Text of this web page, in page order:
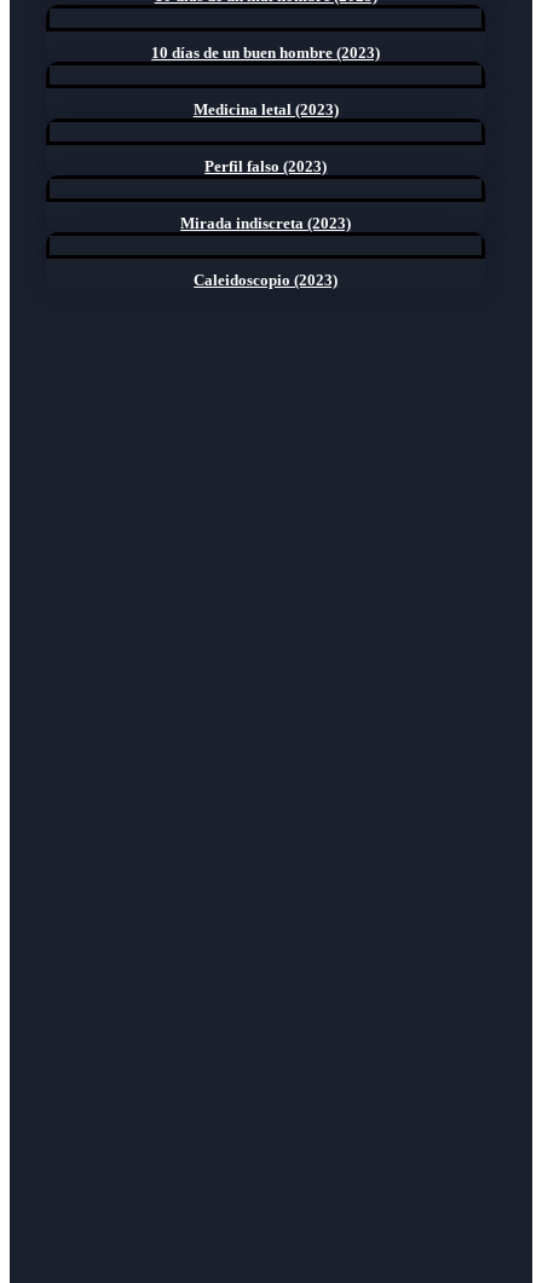
10 días de un buen hombre (2023)
Medicina letal (2023)
Perfil falso (2023)
Mirada indiscreta (2023)
Caleidoscopio (2023)